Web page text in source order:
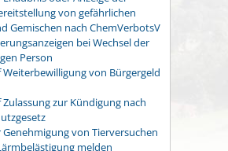
von gefährlichen
Gemischen nach ChemVerbotsV
bei Wechsel der
Person
Weiterbewilligung von Bürgergeld
zur Kündigung nach
von Tierversuchen
melden